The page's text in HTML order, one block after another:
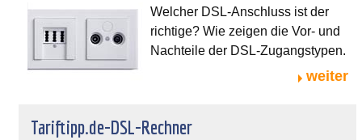
Welcher DSL-Anschluss ist der
richtige? Wie zeigen die Vor- und
Nachteile der DSL-Zugangstypen.
weiter
Tariftipp.de-DSL-Rechner